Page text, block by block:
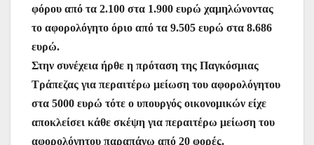
φόρου από τα 2.100 στα 1.900 ευρώ χαμηλώνοντας
το αφορολόγητο όριο από τα 9.505 ευρώ στα 8.686
ευρώ.
Στην συνέχεια ήρθε η πρόταση της Παγκόσμιας
Τράπεζας για περαιτέρω μείωση του αφορολόγητου
στα 5000 ευρώ τότε ο υπουργός οικονομικών είχε
αποκλείσει κάθε σκέψη για περαιτέρω μείωση του
αφορολόγητου παραπάνω από 20 φορές.